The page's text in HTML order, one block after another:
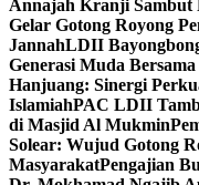
Annajah Kranji Sambut
Gelar Gotong Royong
JannahLDII
Generasi Muda
Hanjuang: Sinergi
IslamiahPAC LDII
di Masjid Al Mukmin
Solear: Wujud Gotong
MasyarakatPengajian